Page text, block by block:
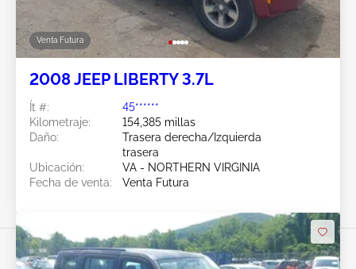
Venta Futura
2008 JEEP LIBERTY 3.7L
Ít #:
45******
Kilometraje:
154,385 millas
Daño:
Trasera derecha/Izquierda
trasera
Ubicación:
VA - NORTHERN VIRGINIA
Fecha de venta:
Venta Futura